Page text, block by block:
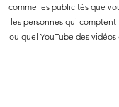
comme les publicités que
les personnes qui
ou quel YouTube des